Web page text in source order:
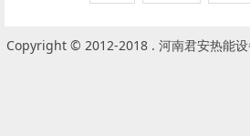
Copyright © 2012-2018 . 河南君安热能